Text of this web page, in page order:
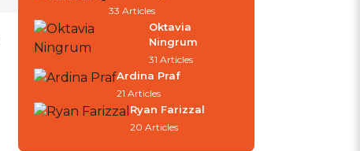
33 Articles
Oktavia
Ningrum
31 Articles
Ardina Praf
21 Articles
Ryan Farizzal
20 Articles